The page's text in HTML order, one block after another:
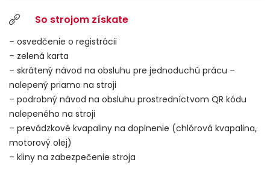
So strojom získate
– osvedčenie o registrácii
– zelená karta
– skrátený návod na obsluhu pre jednoduchú prácu –
nalepený priamo na stroji
– podrobný návod na obsluhu prostredníctvom QR kódu
nalepeného na stroji
– prevádzkové kvapaliny na doplnenie (chlórová kvapalina,
motorový olej)
– kliny na zabezpečenie stroja